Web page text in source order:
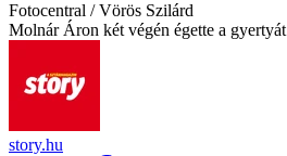
Fotocentral / Vörös Szilárd
Molnár Áron két végén égette a gyertyát
story.hu